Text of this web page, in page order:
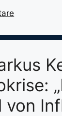
von